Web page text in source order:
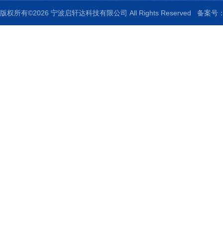
版权所有©2026 宁波启轩达科技有限公司 All Rights Reserved 备案号